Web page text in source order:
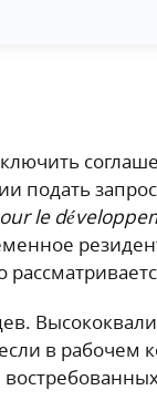
подать
le
в рабочем